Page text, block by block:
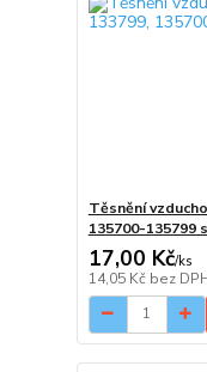
Těsnění
135700-135799
17,00 Kč/ks
14,05 Kč bez